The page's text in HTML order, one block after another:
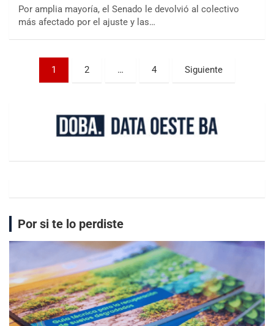
Por amplia mayoría, el Senado le devolvió al colectivo
más afectado por el ajuste y las…
1 2 … 4 Siguiente
Por si te lo perdiste